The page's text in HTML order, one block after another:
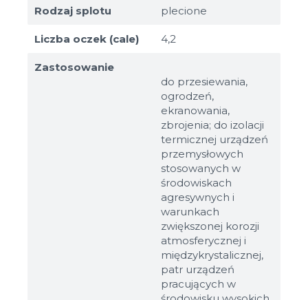
Rodzaj splotu plecione
Liczba oczek (cale) 4,2
Zastosowanie
do przesiewania,
ogrodzeń,
ekranowania,
zbrojenia; do izolacji
termicznej urządzeń
przemysłowych
stosowanych w
środowiskach
agresywnych i
warunkach
zwiększonej korozji
atmosferycznej i
międzykrystalicznej,
patr urządzeń
pracujących w